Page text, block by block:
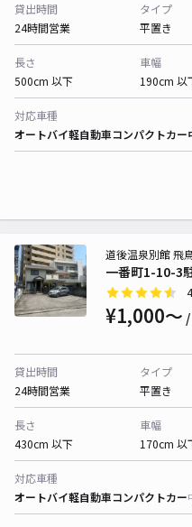
貸出時間
24時間営業
タイプ
平置き
長さ
500cm 以下
車幅
190cm 以
対応車種
オートバイ軽自動車コンパクトカー
一番町1-10-3
道後温泉別館 飛
¥1,000〜 /
貸出時間
24時間営業
タイプ
平置き
長さ
430cm 以下
車幅
170cm 以
対応車種
オートバイ軽自動車コンパクトカー